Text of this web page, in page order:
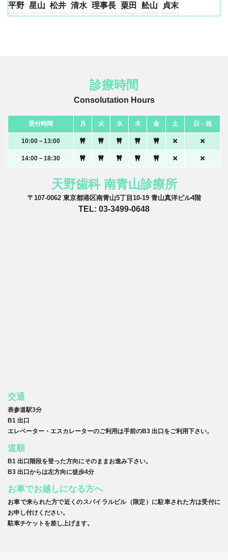
平野 星山 松井 清水 理事長 粟田 舩山 貞末
診療時間
Consolutation Hours
受付時間 月 火 水 木 金 土 日・祝
10:00－13:00
14:00－18:30
天野歯科 南青山診療所
〒107-0062 東京都港区南青山5丁目10-19 青山真洋ビル4階
TEL: 03-3499-0648
交通
表参道駅3分
B1 出口
エレベーター・エスカレーターのご利用は手前のB3 出口をご利用下さい。
道順
B1 出口階段を登った方向にそのままお進み下さい。
B3 出口からは左方向に徒歩4分
お車でお越しになる方へ
お車で来られた方で近くのスパイラルビル（限定）に駐車された方は受付に
お申し付けください。
駐車チケットを差し上げます。